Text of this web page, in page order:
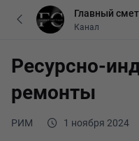
РИМ 1 ноября 2024
Ресурсно-
ремонты
Главный
Канал